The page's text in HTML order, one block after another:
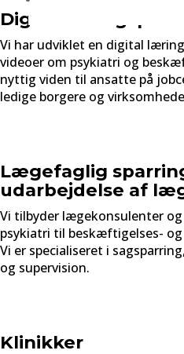
Digital
Vi har udviklet en digital
videoer om psykiatri og
nyttig viden til ansatte på
ledige borgere og
Lægefaglig
udarbejdelse af
Vi tilbyder lægekonsulenter
psykiatri til beskæftigelses-
Vi er specialiseret i
og supervision.
Klinikker